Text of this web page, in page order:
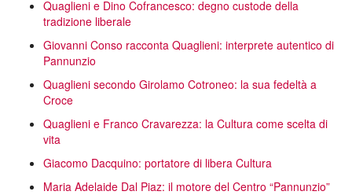
Quaglieni e Dino Cofrancesco: degno custode della
tradizione liberale
Giovanni Conso racconta Quaglieni: interprete autentico di
Pannunzio
Quaglieni secondo Girolamo Cotroneo: la sua fedeltà a
Croce
Quaglieni e Franco Cravarezza: la Cultura come scelta di
vita
Giacomo Dacquino: portatore di libera Cultura
Maria Adelaide Dal Piaz: il motore del Centro “Pannunzio”